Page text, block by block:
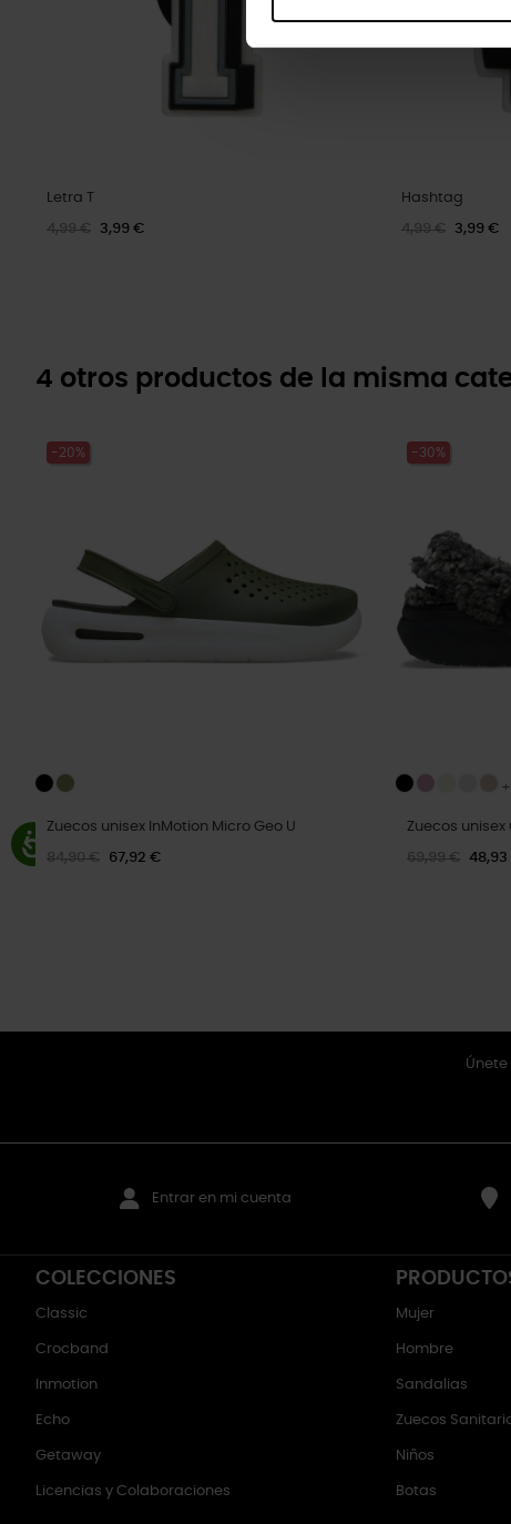
Letra T
4,99 € 3,99 €
Hashtag
4,99 € 3,99 €
4 otros productos de la misma
-20%
Zuecos unisex InMotion Micro Geo U
84,90 € 67,92 €
-30%
Zuecos unisex
69,99 € 48,93
Entrar en mi cuenta
COLECCIONES
Classic
Crocband
Inmotion
Echo
Getaway
Licencias y Colaboraciones
Mujer
Hombre
Sandalias
Zuecos
Niños
Botas